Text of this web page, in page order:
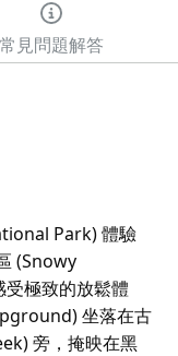
常見問題解答
Park) 體驗
(Snowy
極致的放鬆體
坐落在古
旁，掩映在黑